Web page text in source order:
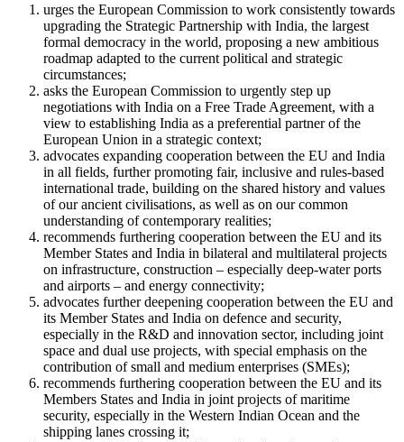
urges the European Commission to work consistently towards
upgrading the Strategic Partnership with India, the largest
formal democracy in the world, proposing a new ambitious
roadmap adapted to the current political and strategic
circumstances;
asks the European Commission to urgently step up
negotiations with India on a Free Trade Agreement, with a
view to establishing India as a preferential partner of the
European Union in a strategic context;
advocates expanding cooperation between the EU and India
in all fields, further promoting fair, inclusive and rules-based
international trade, building on the shared history and values
of our ancient civilisations, as well as on our common
understanding of contemporary realities;
recommends furthering cooperation between the EU and its
Member States and India in bilateral and multilateral projects
on infrastructure, construction – especially deep-water ports
and airports – and energy connectivity;
advocates further deepening cooperation between the EU and
its Member States and India on defence and security,
especially in the R&D and innovation sector, including joint
space and dual use projects, with special emphasis on the
contribution of small and medium enterprises (SMEs);
recommends furthering cooperation between the EU and its
Members States and India in joint projects of maritime
security, especially in the Western Indian Ocean and the
shipping lanes crossing it;